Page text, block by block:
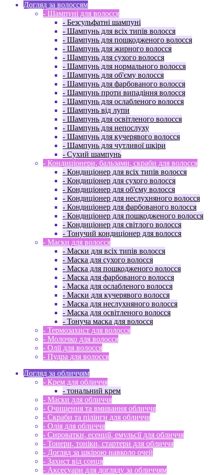
Догляд за волоссям
- Шампуні для волосся
- Безсульфатні шампуні
- Шампунь для всіх типів волосся
- Шампунь для пошкодженого волосся
- Шампунь для жирного волосся
- Шампунь для сухого волосся
- Шампунь для нормального волосся
- Шампунь для об'єму волосся
- Шампунь для фарбованого волосся
- Шампунь проти випадіння волосся
- Шампунь для ослабленого волосся
- Шампунь від лупи
- Шампунь для освітленого волосся
- Шампунь для непослуху
- Шампунь для кучерявого волосся
- Шампунь для чутливої ​​шкіри
- Сухий шампунь
- Кондиціонери, бальзами, скраби для волосся
- Кондиціонер для всіх типів волосся
- Кондиціонер для сухого волосся
- Кондиціонер для об'єму волосся
- Кондиціонер для неслухняного волосся
- Кондиціонер для фарбованого волосся
- Кондиціонер для пошкодженого волосся
- Кондиціонер для світлого волосся
- Тонучий кондиціонер для волосся
- Маски для волосся
- Маски для всіх типів волосся
- Маска для сухого волосся
- Маска для пошкодженого волосся
- Маска для фарбованого волосся
- Маска для ослабленого волосся
- Маски для кучерявого волосся
- Маска для неслухняного волосся
- Маска для освітленого волосся
- Тонуча маска для волосся
- Термозахист для волосся
- Молочко для волосся
- Олії для волосся
- Пудра для волосся
Догляд за обличчям
- Крем для обличчя
- тональний крем
- Маски для обличчя
- Очищення та вмивання обличчя
- Скраби та пілінги для обличчя
- Олія для обличчя
- Сироватки, есенції, емульсії для обличчя
- Тонери, тоніки, стартери для обличчя
- Догляд за шкірою навколо очей
- Захист від сонця
- Аксесуари для догляду за обличчям